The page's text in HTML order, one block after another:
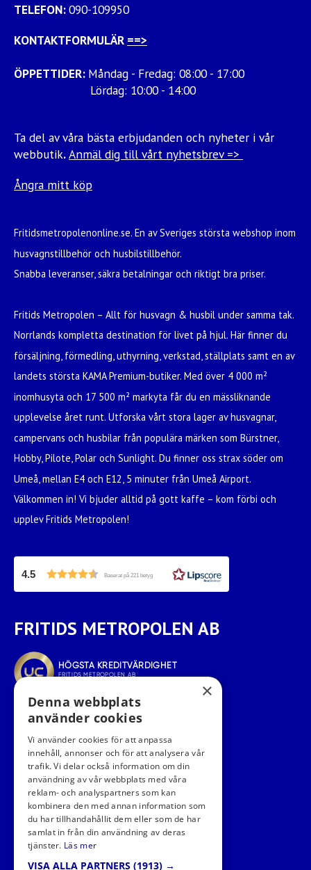
TELEFON:090-109950
KONTAKTFORMULÄR ==>
ÖPPETTIDER: Måndag - Fredag: 08:00 - 17:00
Lördag: 10:00 - 14:00
Ta del av våra bästa erbjudanden och nyheter i vår
webbutik.Anmäl dig till vårt nyhetsbrev =>
Ångra mitt köp
Fritidsmetropolenonline.se. En av Sveriges största webshop inom
husvagnstillbehör och husbilstillbehör.
Snabba leveranser, säkra betalningar och riktigt bra priser.
Fritids Metropolen – Allt för husvagn & husbil under samma tak.
Norrlands kompletta destination för livet på hjul. Här finner du
försäljning, förmedling, uthyrning, verkstad, ställplats samt en av
landets största KAMA Premium-butiker. Med över 4 000 m²
inomhusyta och 17 500 m² markyta får du en mässliknande
upplevelse året runt. Utforska vårt stora lager av husvagnar,
campervans och husbilar från populära märken som Bürstner,
Hobby, Pilote, Polar och Sunlight. Du finner oss strax söder om
Umeå, mellan E4 och E12, 5 minuter från Umeå Airport.
Välkommen in! Vi bjuder alltid på gott kaffe – kom förbi och
upplev Fritids Metropolen!
4.5 Baserat på 221 betyg
FRITIDS METROPOLEN AB
FÖLJ OSS I SOCIALA MEDIER
×
Denna webbplats
använder cookies
Vi använder cookies för att anpassa
innehåll, annonser och för att analysera vår
trafik. Vi delar också information om din
användning av vår webbplats med våra
reklam- och analyspartners som kan
kombinera den med annan information som
du har tillhandahållit dem eller som de har
samlat in från din användning av deras
tjänster. Läs mer
VISA ALLA PARTNERS (1913) →